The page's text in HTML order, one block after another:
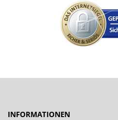
INFORMATIONEN